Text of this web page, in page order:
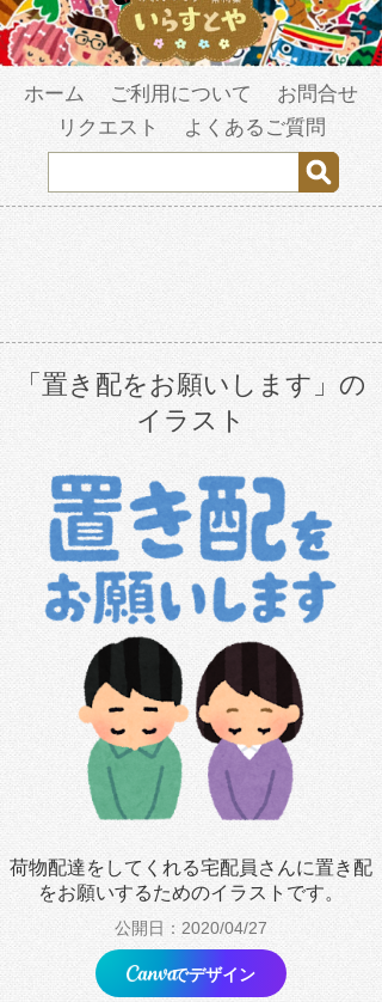
ホーム ご利用について
お問合せ
リクエスト
よくあるご質問
「置き配をお願いします」の
イラスト
荷物配達をしてくれる宅配員さんに置き配
をお願いするためのイラストです。
公開日：2020/04/27
でデザイン